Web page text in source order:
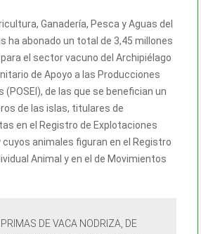
Ganadería, Pesca y Aguas del
ha abonado un total de 3,45 millones
el sector vacuno del Archipiélago
de Apoyo a las Producciones
(POSEI), de las que se benefician un
de las islas, titulares de
en el Registro de Explotaciones
cuyos animales figuran en el Registro
Animal y en el de Movimientos
DE VACA NODRIZA, DE